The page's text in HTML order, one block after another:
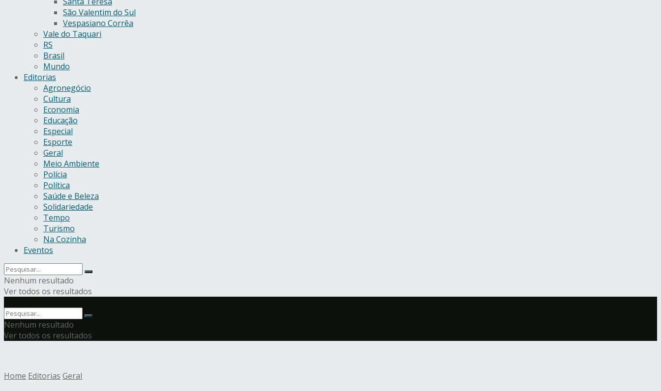
São Valentim do Sul
Vespasiano Corrêa
Vale do Taquari
RS
Brasil
Mundo
Editorias
Agronegócio
Cultura
Economia
Educação
Especial
Esporte
Geral
Meio Ambiente
Polícia
Política
Saúde e Beleza
Solidariedade
Tempo
Turismo
Na Cozinha
Eventos
Nenhum resultado
Ver todos os resultados
Nenhum resultado
Ver todos os resultados
Home Editorias Geral